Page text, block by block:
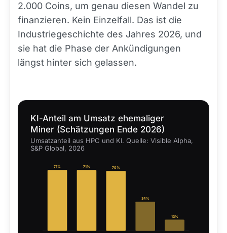
2.000 Coins, um genau diesen Wandel zu
finanzieren. Kein Einzelfall. Das ist die
Industriegeschichte des Jahres 2026, und
sie hat die Phase der Ankündigungen
längst hinter sich gelassen.
KI-Anteil am Umsatz ehemaliger
Miner (Schätzungen Ende 2026)
Umsatzanteil aus HPC und KI. Quelle: Visible Alpha,
S&P Global, 2026
71% 71% 70%
34%
13%